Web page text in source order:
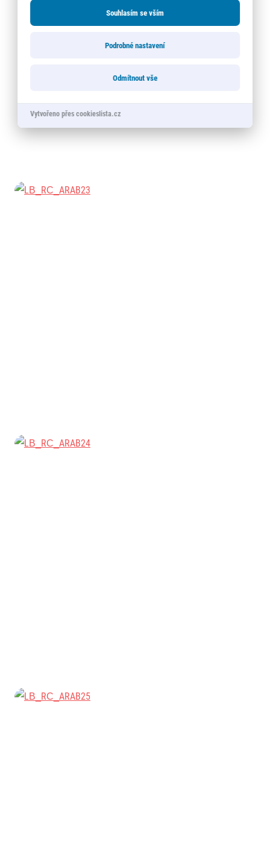
Souhlasím se vším
Podrobné nastavení
Odmítnout vše
Vytvořeno přes cookieslista.cz